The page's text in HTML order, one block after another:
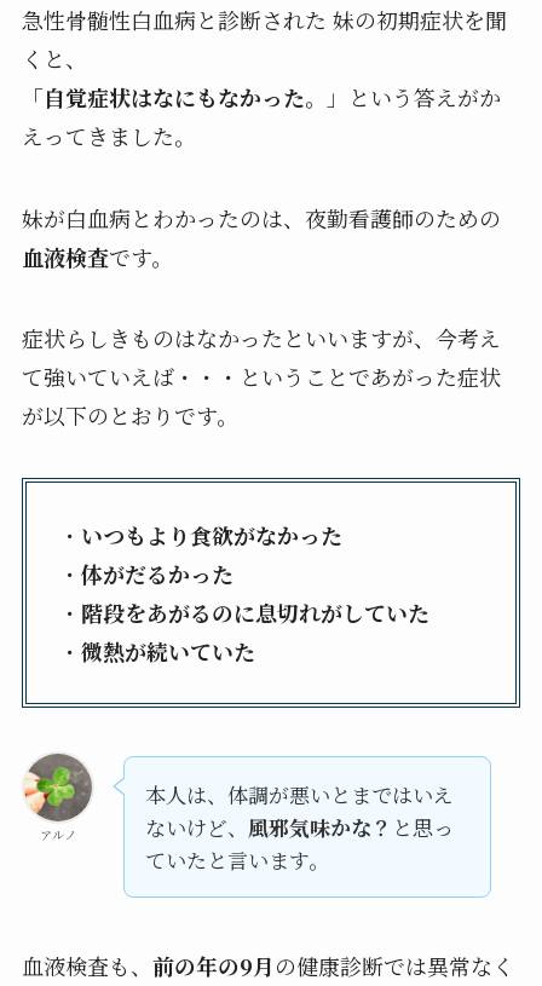
急性骨髄性白血病と診断された 妹の初期症状を聞
くと、
「自覚症状はなにもなかった。
」という答えがか
えってきました。
妹が白血病とわかったのは、夜勤看護師のための
血液検査です。
症状らしきものはなかったといいますが、今考え
て強いていえば・・・ということであがった症状
が以下のとおりです。
・ いつもより食欲がなかった
・ 体がだるかった
・ 階段をあがるのに息切れがしていた
・ 微熱が続いていた
アルノ
本人は、体調が悪いとまではいえ
ないけど、 風邪気味かな？ と思っ
ていたと言います。
血液検査も、 前の年の9月の健康診断では異常なく